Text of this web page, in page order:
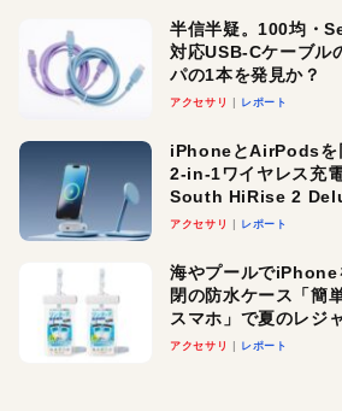
半信半疑。100均・
対応USB-Cケーブル
パの1本を発見か？
アクセサリ レポート
iPhoneとAirPodsを
2-in-1ワイヤレス充
South HiRise 2
ースでおしゃれに充
アクセサリ レポート
海やプールでiPhone
閉の防水ケース「簡
スマホ」で夏のレジ
アクセサリ レポート